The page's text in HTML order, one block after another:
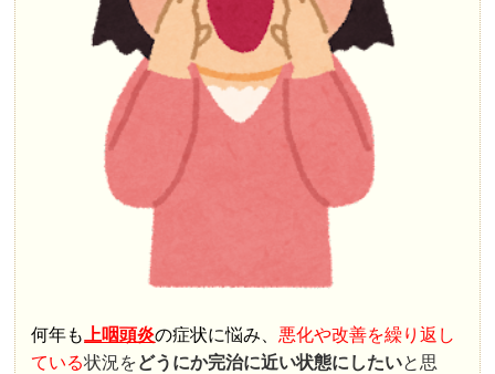
何年も上咽頭炎の症状に悩み、悪化や改善を繰り返し
ている状況をどうにか完治に近い状態にしたいと思